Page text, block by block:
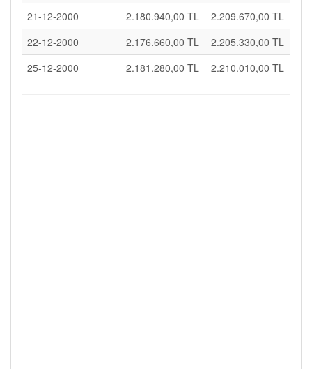
21-12-2000
2.180.940,00 TL
2.209.670,00 TL
22-12-2000
2.176.660,00 TL
2.205.330,00 TL
25-12-2000
2.181.280,00 TL 2.210.010,00 TL